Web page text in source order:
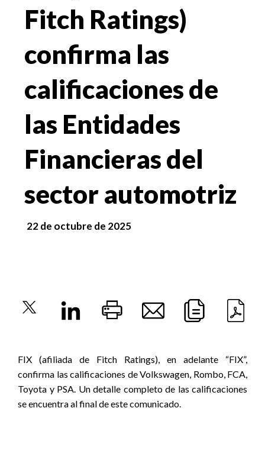
Fitch Ratings)
confirma las
calificaciones de
las Entidades
Financieras del
sector automotriz
22 de octubre de 2025
FIX (afiliada de Fitch Ratings), en adelante “FIX”,
confirma las calificaciones de Volkswagen, Rombo, FCA,
Toyota y PSA. Un detalle completo de las calificaciones
se encuentra al final de este comunicado.